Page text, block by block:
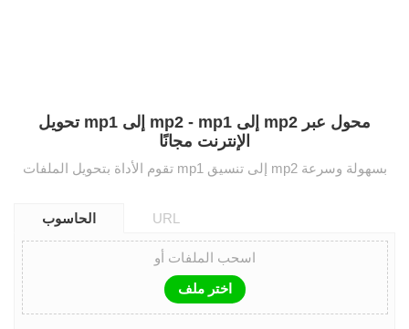
تحويل mp1 إلى mp2 - mp1 إلى mp2 محول عبر
الإنترنت مجانًا
تقوم الأداة بتحويل الملفات mp1 إلى تنسيق mp2 بسهولة وسرعة
الحاسوب URL
اسحب الملفات أو
اختر ملف